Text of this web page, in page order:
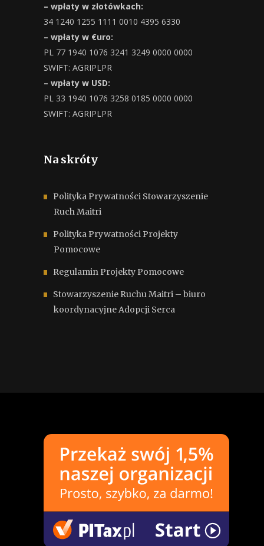
– wpłaty w złotówkach:
34 1240 1255 1111 0010 4395 6330
– wpłaty w €uro:
PL 77 1940 1076 3241 3249 0000 0000
SWIFT: AGRIPLPR
– wpłaty w USD:
PL 33 1940 1076 3258 0185 0000 0000
SWIFT: AGRIPLPR
Na skróty
Polityka Prywatności Stowarzyszenie
Ruch Maitri
Polityka Prywatności Projekty
Pomocowe
Regulamin Projekty Pomocowe
Stowarzyszenie Ruchu Maitri – biuro
koordynacyjne Adopcji Serca